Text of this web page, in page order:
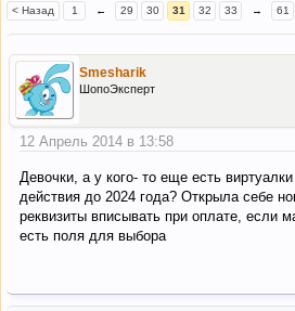
< Назад 1 ← 29 30 31 32 33 → 61
Smesharik
ШопоЭксперт
12 Апрель 2014 в 13:58
Девочки, а у кого- то еще есть
действия до 2024 года? Открыла себе
реквизиты вписывать при оплате, если
есть поля для выбора